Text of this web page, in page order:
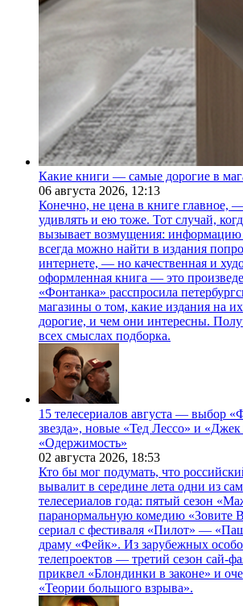
Какие книги — самые дорогие в
06 августа 2026, 12:13
Конечно, не цена в книге главное,
удивлять и ею тоже. Тот случай,
вызывает возмущения: информацию
всегда можно найти в издания
интернете, — но качественная и
оформленная книга — это
«Фонтанка» расспросила
магазины о том, какие издания на
дорогие, и чем они интересны.
всех смыслах подборка.
15 телесериалов августа — выбор
звезда», новые «Тед Лессо» и
«Одержимость»
02 августа 2026, 18:53
Кто бы мог подумать, что
вывалит в середине лета одни из
телесериалов года: пятый сезон
паранормальную комедию «Зовите
сериал с фестиваля «Пилот» —
драму «Фейк». Из зарубежных
телепроектов — третий сезон сай-
приквел «Блондинки в законе» и
«Теории большого взрыва».